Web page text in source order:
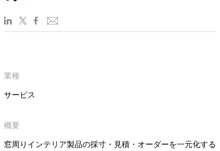
業種
サービス
概要
窓周りインテリア製品の採寸・見積・オーダーを一元化する